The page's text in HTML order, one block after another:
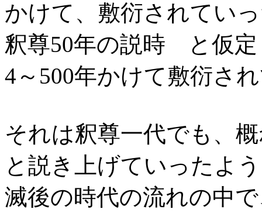
かけて、敷衍されてい
釈尊50年の説時 と仮定
4～500年かけて敷衍さ
それは釈尊一代でも
と説き上げていったよ
滅後の時代の流れの中